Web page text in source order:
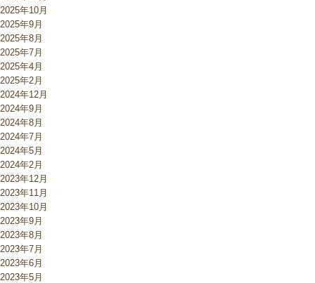
2025年10月
2025年9月
2025年8月
2025年7月
2025年4月
2025年2月
2024年12月
2024年9月
2024年8月
2024年7月
2024年5月
2024年2月
2023年12月
2023年11月
2023年10月
2023年9月
2023年8月
2023年7月
2023年6月
2023年5月